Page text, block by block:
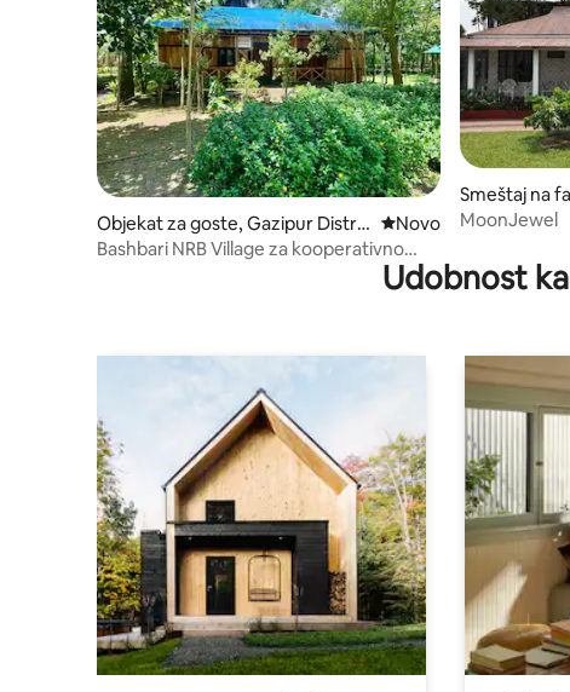
Objekat za goste, Gazipur Distric
t
Novi smeštaj
Novo
Bashbari NRB Village za kooperativno
Smeštaj na
MoonJewel
Udobnost